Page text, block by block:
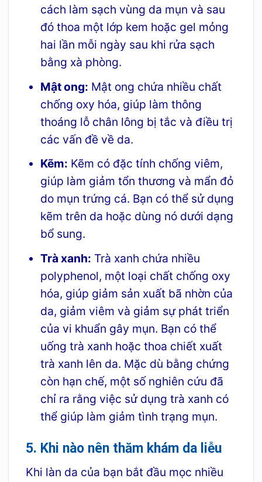
cách làm sạch vùng da mụn và sau
đó thoa một lớp kem hoặc gel mỏng
hai lần mỗi ngày sau khi rửa sạch
bằng xà phòng.
Mật ong: Mật ong chứa nhiều chất
chống oxy hóa, giúp làm thông
thoáng lỗ chân lông bị tắc và điều trị
các vấn đề về da.
Kẽm: Kẽm có đặc tính chống viêm,
giúp làm giảm tổn thương và mẩn đỏ
do mụn trứng cá. Bạn có thể sử dụng
kẽm trên da hoặc dùng nó dưới dạng
bổ sung.
Trà xanh: Trà xanh chứa nhiều
polyphenol, một loại chất chống oxy
hóa, giúp giảm sản xuất bã nhờn của
da, giảm viêm và giảm sự phát triển
của vi khuẩn gây mụn. Bạn có thể
uống trà xanh hoặc thoa chiết xuất
trà xanh lên da. Mặc dù bằng chứng
còn hạn chế, một số nghiên cứu đã
chỉ ra rằng việc sử dụng trà xanh có
thể giúp làm giảm tình trạng mụn.
5. Khi nào nên thăm khám da liễu
Khi làn da của bạn bắt đầu mọc nhiều